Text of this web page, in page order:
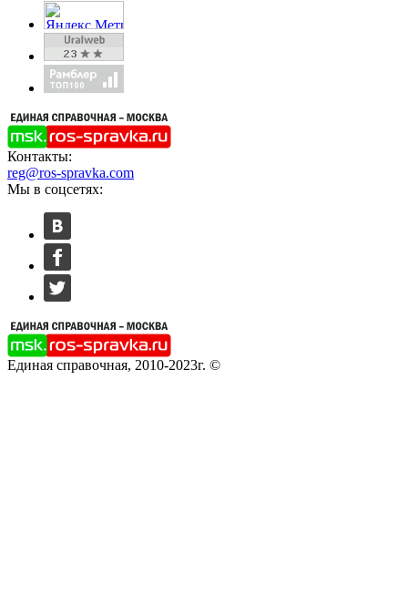
Контакты:
reg@ros-spravka.com
Мы в соцсетях:
Единая справочная, 2010-2023г. ©